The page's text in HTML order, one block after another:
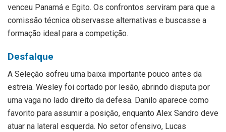
venceu Panamá e Egito. Os confrontos serviram para que a
comissão técnica observasse alternativas e buscasse a
formação ideal para a competição.
Desfalque
A Seleção sofreu uma baixa importante pouco antes da
estreia. Wesley foi cortado por lesão, abrindo disputa por
uma vaga no lado direito da defesa. Danilo aparece como
favorito para assumir a posição, enquanto Alex Sandro deve
atuar na lateral esquerda. No setor ofensivo, Lucas